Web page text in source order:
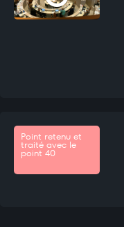
Point retenu et
traité avec le
point 40